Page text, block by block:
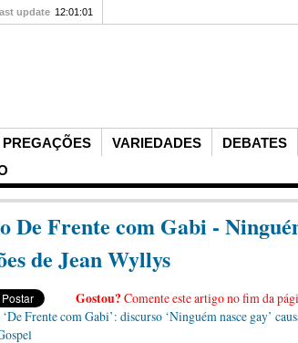
PREGAÇÕES VARIEDADES DEBATES
update 12:01:01
De Frente com Gabi -
de Jean Wyllys
Gostou? Comente este artigo no fim da